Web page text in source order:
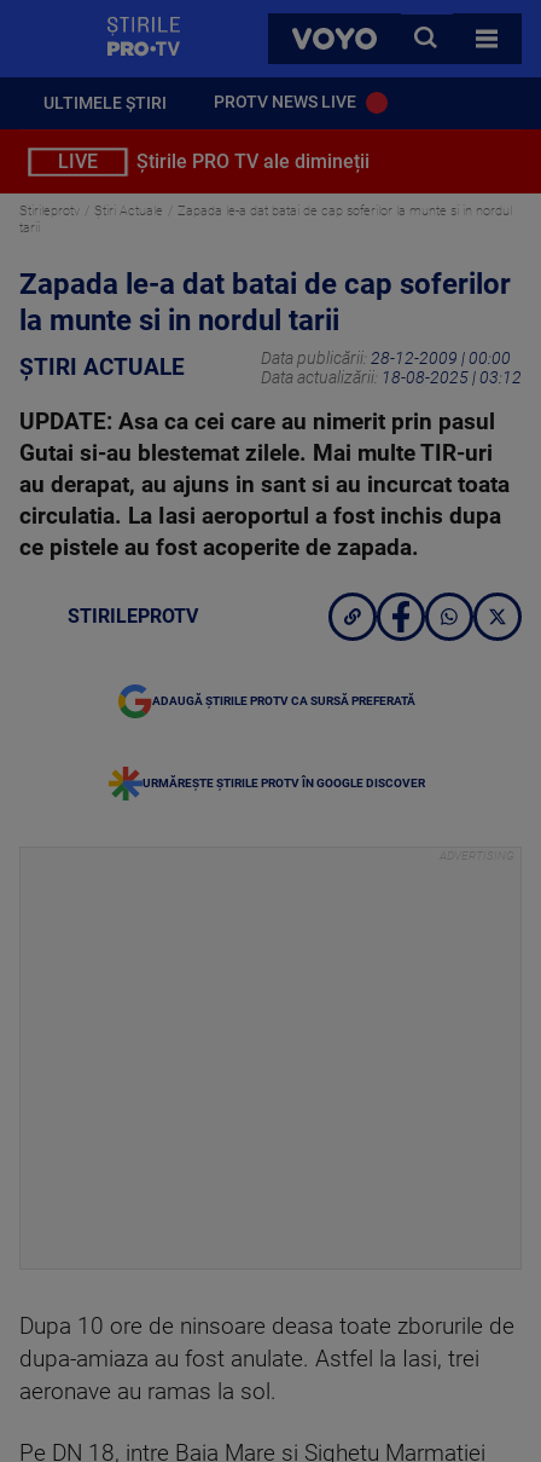
VOYO
CAUTA
TOATE
ULTIMELE ȘTIRI PROTV NEWS LIVE
LIVE Știrile PRO TV ale dimineții
Stirileprotv Știri Actuale
Zapada le-a dat batai de cap soferilor la munte si in nordul
tarii
Zapada le-a dat batai de cap soferilor
la munte si in nordul tarii
ȘTIRI ACTUALE Data publicării: 28-12-2009 | 00:00
Data actualizării: 18-08-2025 | 03:12
UPDATE: Asa ca cei care au nimerit prin pasul
Gutai si-au blestemat zilele. Mai multe TIR-uri
au derapat, au ajuns in sant si au incurcat toata
circulatia. La Iasi aeroportul a fost inchis dupa
ce pistele au fost acoperite de zapada.
STIRILEPROTV
ADAUGĂ ȘTIRILE PROTV CA SURSĂ PREFERATĂ
URMĂREȘTE ȘTIRILE PROTV ÎN GOOGLE DISCOVER
Dupa 10 ore de ninsoare deasa toate zborurile de
dupa-amiaza au fost anulate. Astfel la Iasi, trei
aeronave au ramas la sol.
Pe DN 18, intre Baia Mare si Sighetu Marmatiei